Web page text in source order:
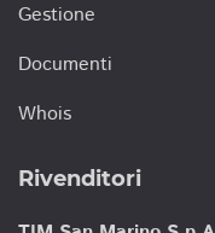
Gestione
Documenti
Whois
Rivenditori